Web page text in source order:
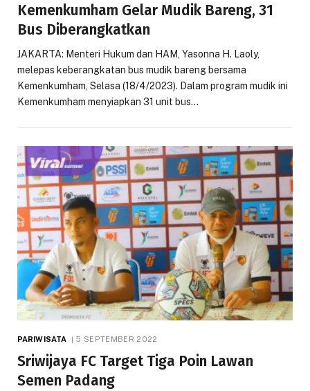
Kemenkumham Gelar Mudik Bareng, 31
Bus Diberangkatkan
JAKARTA: Menteri Hukum dan HAM, Yasonna H. Laoly,
melepas keberangkatan bus mudik bareng bersama
Kemenkumham, Selasa (18/4/2023). Dalam program mudik ini
Kemenkumham menyiapkan 31 unit bus…
PARIWISATA 5 SEPTEMBER 2022
Sriwijaya FC Target Tiga Poin Lawan
Semen Padang